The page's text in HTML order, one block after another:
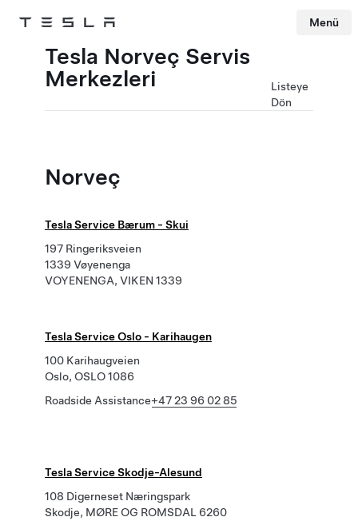
Tesla Menü
Tesla Norveç Servis
Merkezleri
Listeye
Dön
Norveç
Tesla Service Bærum - Skui
197 Ringeriksveien
1339 Vøyenenga
VOYENENGA, VIKEN 1339
Tesla Service Oslo - Karihaugen
100 Karihaugveien
Oslo, OSLO 1086
Roadside Assistance+47 23 96 02 85
Tesla Service Skodje-Alesund
108 Digerneset Næringspark
Skodje, MØRE OG ROMSDAL 6260